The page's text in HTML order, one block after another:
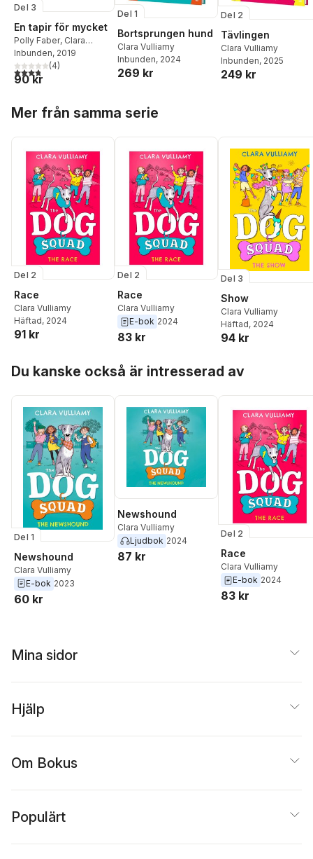
Del 3
En tapir för mycket
Polly Faber, Clara
Vulliamy
Inbunden, 2019
3,8utav 5 stjärnor. Totalt antal röster:
(4)
90 kr
Del 1
Bortsprungen hund
Clara Vulliamy
Inbunden, 2024
269 kr
Del 2
Tävlingen
Clara Vulliamy
Inbunden, 2025
249 kr
Mer från samma serie
Del 2
Race
Clara Vulliamy
Häftad, 2024
91 kr
Del 2
Race
Clara Vulliamy
E-bok 2024
83 kr
Del 3
Show
Clara Vulliamy
Häftad, 2024
94 kr
Du kanske också är intresserad av
Del 1
Newshound
Clara Vulliamy
E-bok 2023
60 kr
Newshound
Clara Vulliamy
Ljudbok 2024
87 kr
Del 2
Race
Clara Vulliamy
E-bok 2024
83 kr
Mina sidor
Hjälp
Om Bokus
Populärt